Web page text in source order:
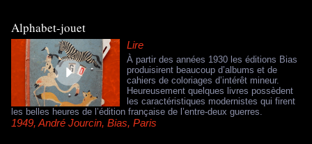
Alphabet-jouet
Lire
À partir des années 1930 les éditions Bias
produisirent beaucoup d’albums et de
cahiers de coloriages d’intérêt mineur.
Heureusement quelques livres possèdent
les caractéristiques modernistes qui firent
les belles heures de l’édition française de l’entre-deux guerres.
1949, André Jourcin, Bias, Paris